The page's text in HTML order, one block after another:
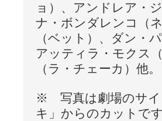
ョ）、アンドレア・
ナ・ボンダレンコ（
（ベット）、ダン・
アッティラ・モクス
（ラ・チェーカ）他。
※ 写真は劇場のサイ
キ」からのカットです